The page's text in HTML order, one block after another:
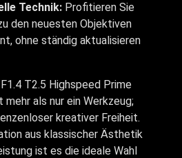
Technik: Profitieren Sie
den neuesten Objektiven
ohne ständig aktualisieren
T2.5 Highspeed Prime
als nur ein Werkzeug;
kreativer Freiheit.
aus klassischer Ästhetik
ist es die ideale Wahl